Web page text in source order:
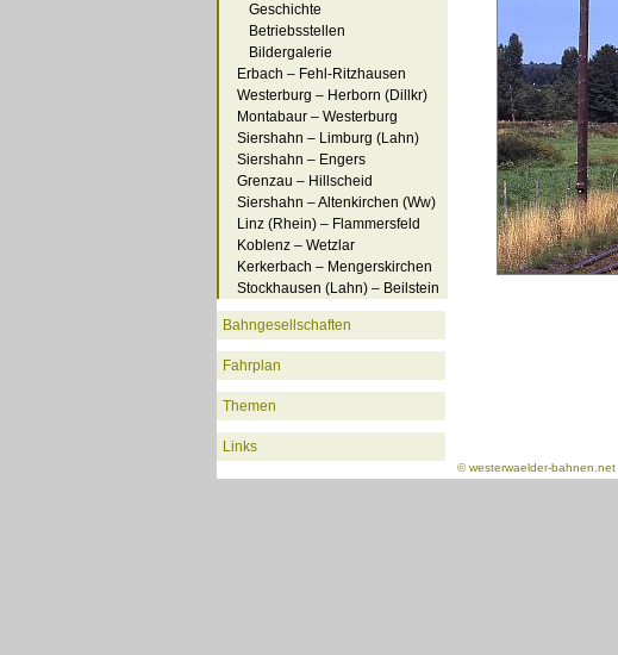
Geschichte
Betriebsstellen
Bildergalerie
Erbach – Fehl-Ritzhausen
Westerburg – Herborn (Dillkr)
Montabaur – Westerburg
Siershahn – Limburg (Lahn)
Siershahn – Engers
Grenzau – Hillscheid
Siershahn – Altenkirchen (Ww)
Linz (Rhein) – Flammersfeld
Koblenz – Wetzlar
Kerkerbach – Mengerskirchen
Stockhausen (Lahn) – Beilstein
Bahngesellschaften
Fahrplan
Themen
Links
©westerwaelder-bahnen.net